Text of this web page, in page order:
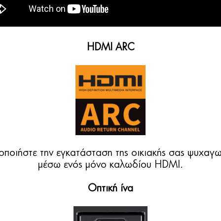
HDMI ARC
την εγκατάσταση της οικιακής σας
μέσω ενός μόνο καλωδίου HDMI.
Οπτική ίνα